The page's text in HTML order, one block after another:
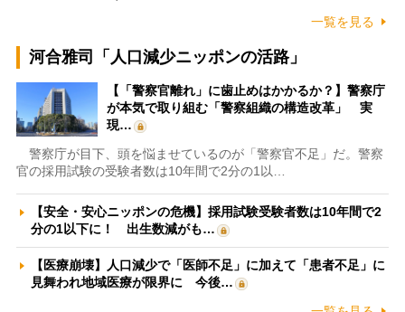
一覧を見る
河合雅司「人口減少ニッポンの活路」
【「警察官離れ」に歯止めはかかるか？】警察庁
が本気で取り組む「警察組織の構造改革」 実
現…
警察庁が目下、頭を悩ませているのが「警察官不足」だ。警察
官の採用試験の受験者数は10年間で2分の1以…
【安全・安心ニッポンの危機】採用試験受験者数は10年間で2
分の1以下に！ 出生数減がも…
【医療崩壊】人口減少で「医師不足」に加えて「患者不足」に
見舞われ地域医療が限界に 今後…